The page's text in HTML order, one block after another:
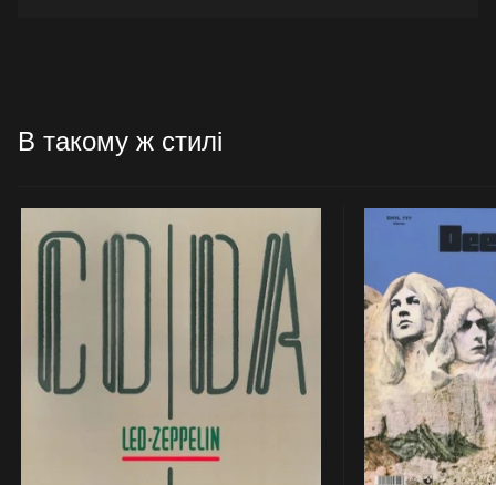
В такому ж стилі